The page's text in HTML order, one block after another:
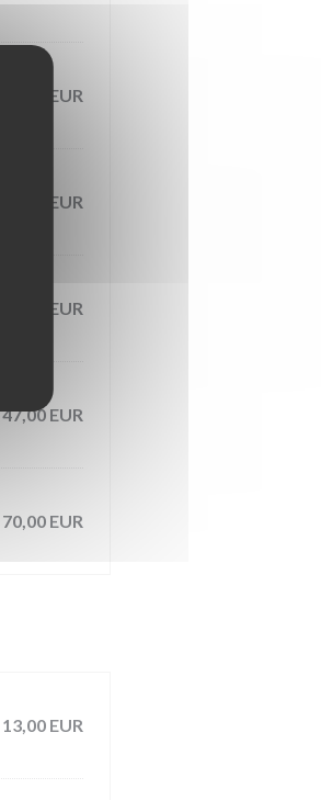
29,00 EUR
23,00 EUR
24,00 EUR
47,00 EUR
70,00 EUR
13,00 EUR